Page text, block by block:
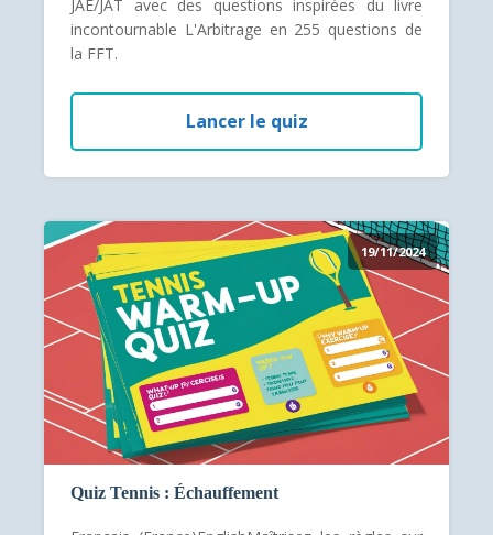
JAE/JAT avec des questions inspirées du livre
incontournable L'Arbitrage en 255 questions de
la FFT.
Lancer le quiz
19/11/2024
Quiz Tennis : Échauffement